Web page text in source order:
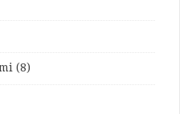
(8)